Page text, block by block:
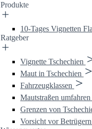
Produkte
10-Tages Vignetten
Ratgeber
Vignette Tschechien
Maut in Tschechien
Fahrzeugklassen
Mautstraßen umfahren
Grenzen von
Vorsicht vor Betrügern